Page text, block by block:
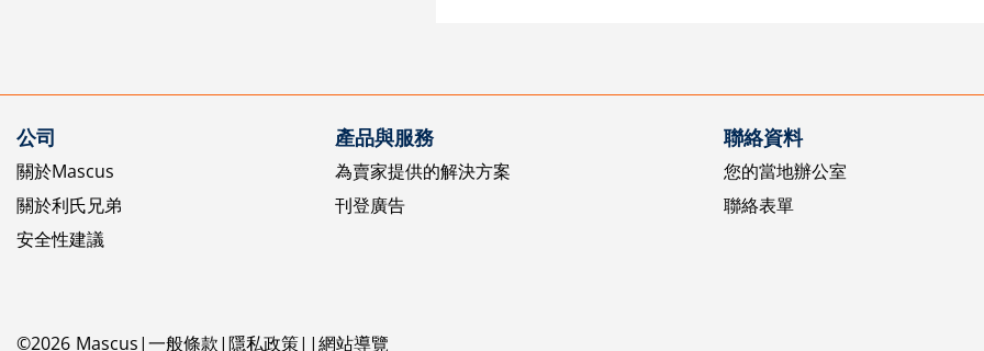
公司
關於Mascus
關於利氏兄弟
安全性建議
產品與服務
為賣家提供的解決方案
刊登廣告
聯絡資料
您的當地辦公室
聯絡表單
©2026 Mascus 一般條款 隱私政策 網站導覽